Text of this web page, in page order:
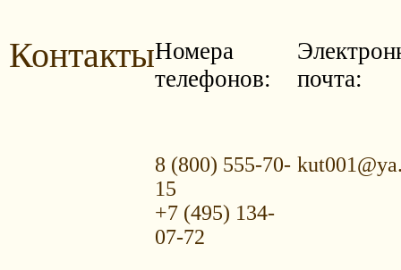
КонтактыНомера
телефонов:
8 (800) 555-70-
15
+7 (495) 134-
07-72
почта: